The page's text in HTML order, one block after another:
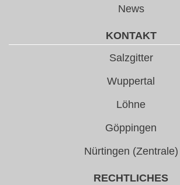
News
KONTAKT
Salzgitter
Wuppertal
Löhne
Göppingen
Nürtingen (Zentrale)
RECHTLICHES